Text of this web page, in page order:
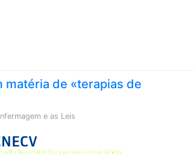
matéria de «terapias de
e as Leis